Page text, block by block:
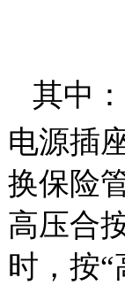
其中：
电源插
换保险
高压合
时，按